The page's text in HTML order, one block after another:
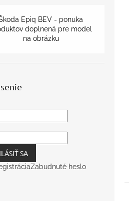
Epiq BEV - ponuka
doplnená pre model
na obrázku
SA
Zabudnuté heslo